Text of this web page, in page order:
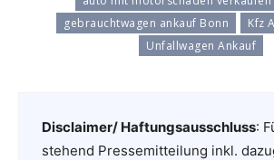
gebrauchtwagen ankauf Bonn
Kfz
Unfallwagen Ankauf
Disclaimer/ Haftungsausschluss:
stehend Pressemitteilung inkl.